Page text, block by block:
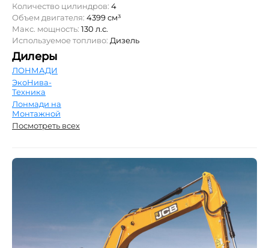
Количество цилиндров: 4
Объем двигателя: 4399 см³
Макс. мощность: 130 л.с.
Используемое топливо: Дизель
Дилеры
ЛОНМАДИ
ЭкоНива-
Техника
Лонмади на
Монтажной
Посмотреть всех